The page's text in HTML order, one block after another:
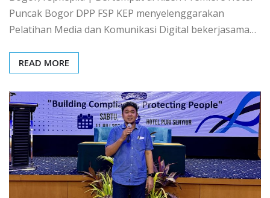
Puncak Bogor DPP FSP KEP menyelenggarakan
Pelatihan Media dan Komunikasi Digital bekerjasama…
READ MORE